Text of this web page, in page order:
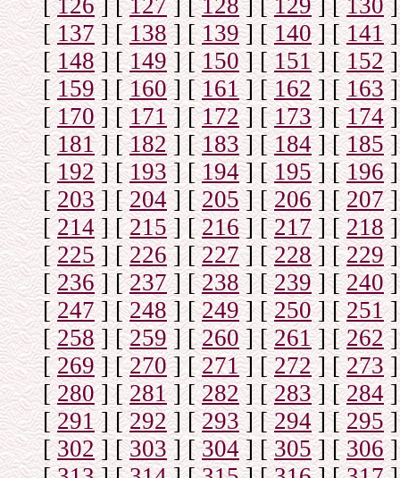
[126] [127] [128] [129] [130]
[137] [138] [139] [140] [141]
[148] [149] [150] [151] [152]
[159] [160] [161] [162] [ 163]
[170] [171] [172] [173] [174]
[181] [182] [183] [184] [185]
[192] [193] [194] [195] [196]
[203] [204] [205] [206] [207]
[214] [215] [216] [217] [ 218]
[225] [226] [227] [228] [229]
[236] [237] [238] [239] [240]
[247] [248] [249] [250] [251]
[258] [259] [260] [261] [262]
[269] [270] [271] [272] [273]
[280] [281] [282] [283] [284]
[291] [292] [293] [294] [ 295]
[302] [303] [304] [305] [306]